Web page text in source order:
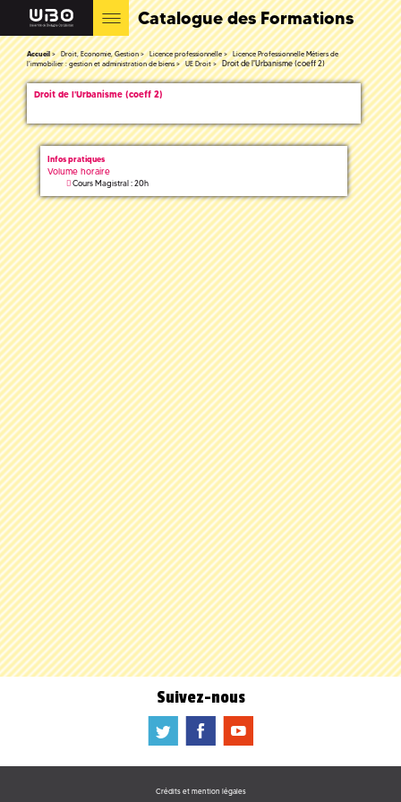
Catalogue des Formations
Accueil Droit, Economie, Gestion Licence professionnelle
Licence Professionnelle Métiers de
l'immobilier : gestion et administration de biens
UE Droit Droit de l'Urbanisme (coeff 2)
Droit de l'Urbanisme (coeff 2)
Infos pratiques
Volume horaire
Cours Magistral : 20h
Suivez-nous
a b f
Crédits et mention légales